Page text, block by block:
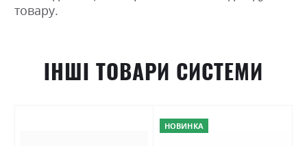
товару.
ІНШІ ТОВАРИ СИСТЕМИ
НОВИНКА